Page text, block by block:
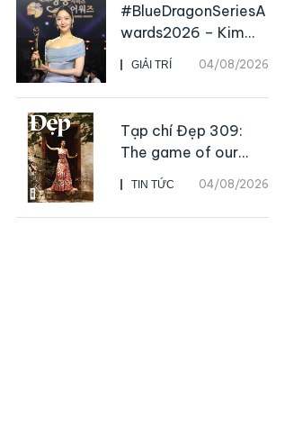
GIẢI TRÍ 04/08/2026
#BlueDragonSeriesA
wards2026 – Kim
Go Eun chiến thắng
Daesang, niềm vui
nhân đôi của Park Bo
TIN TỨC 04/08/2026
Tạp chí Đẹp 309:
The game of our